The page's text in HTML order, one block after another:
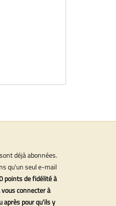
déjà abonnées.
qu'un seul e-mail
points de fidélité à
connecter à
après pour qu'ils y